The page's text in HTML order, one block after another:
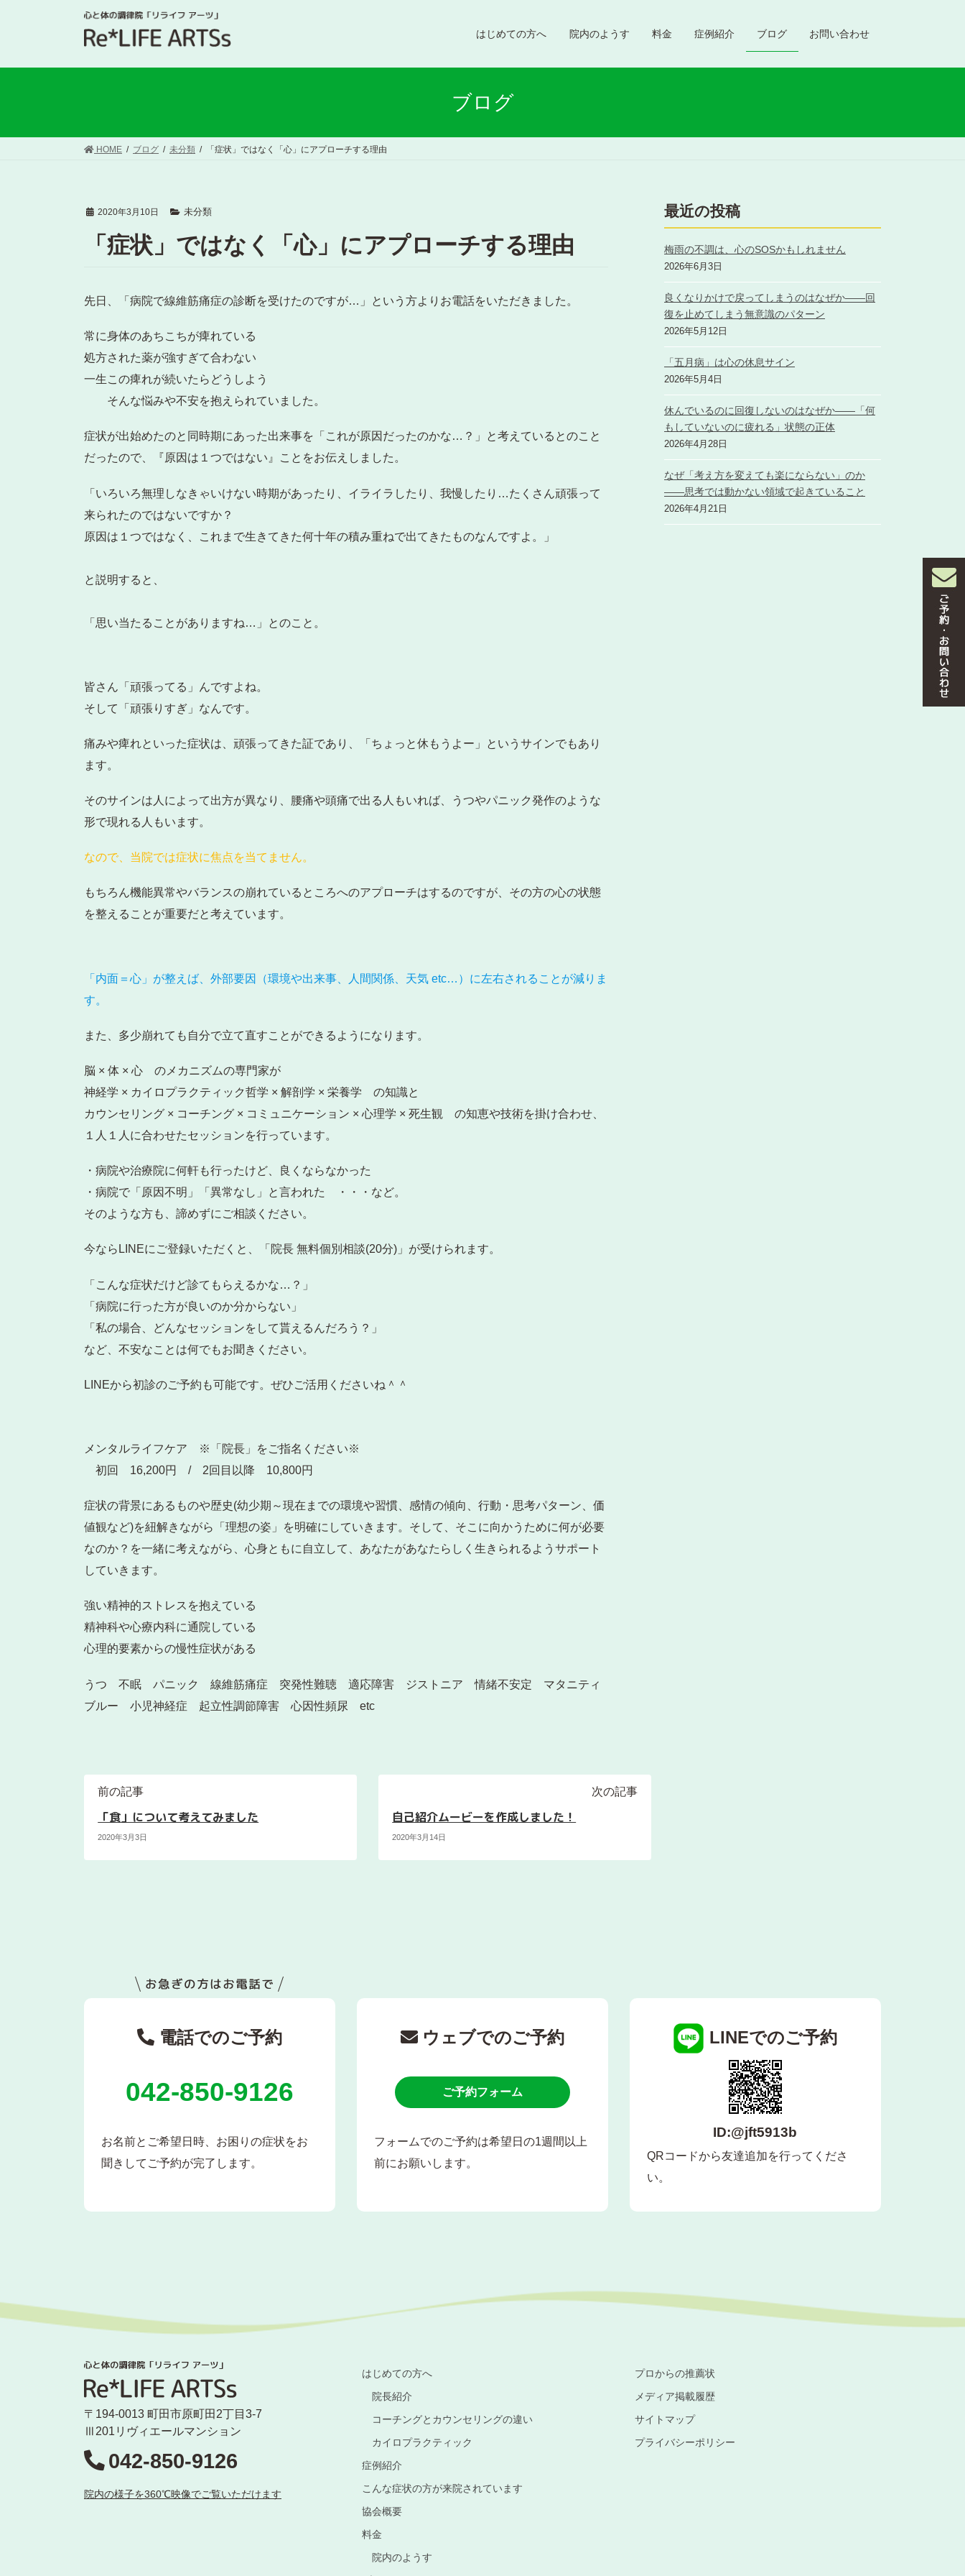
はじめての方へ 院内のようす 料金 症例紹介 ブログ お問い合わせ
ブログ
HOME ブログ 未分類 「症状」ではなく「心」にアプローチする理由
2020年3月10日 未分類
「症状」ではなく「心」にアプローチする理由
先日、「病院で線維筋痛症の診断を受けたのですが…」という方よりお電話をいただきました。
常に身体のあちこちが痺れている
処方された薬が強すぎて合わない
一生この痺れが続いたらどうしよう
そんな悩みや不安を抱えられていました。
症状が出始めたのと同時期にあった出来事を「これが原因だったのかな…？」と考えているとのこと
だったので、『原因は１つではない』ことをお伝えしました。
「いろいろ無理しなきゃいけない時期があったり、イライラしたり、我慢したり…たくさん頑張って
来られたのではないですか？
原因は１つではなく、これまで生きてきた何十年の積み重ねで出てきたものなんですよ。」
と説明すると、
「思い当たることがありますね…」とのこと。
皆さん「頑張ってる」んですよね。
そして「頑張りすぎ」なんです。
痛みや痺れといった症状は、頑張ってきた証であり、「ちょっと休もうよー」というサインでもあり
ます。
そのサインは人によって出方が異なり、腰痛や頭痛で出る人もいれば、うつやパニック発作のような
形で現れる人もいます。
なので、当院では症状に焦点を当てません。
もちろん機能異常やバランスの崩れているところへのアプローチはするのですが、その方の心の状態
を整えることが重要だと考えています。
「内面＝心」が整えば、外部要因（環境や出来事、人間関係、天気 etc…）に左右されることが減りま
す。
また、多少崩れても自分で立て直すことができるようになります。
脳 × 体 × 心 のメカニズムの専門家が
神経学 × カイロプラクティック哲学 × 解剖学 × 栄養学 の知識と
カウンセリング × コーチング × コミュニケーション × 心理学 × 死生観 の知恵や技術を掛け合わせ、
１人１人に合わせたセッションを行っています。
・病院や治療院に何軒も行ったけど、良くならなかった
・病院で「原因不明」「異常なし」と言われた ・・・など。
そのような方も、諦めずにご相談ください。
今ならLINEにご登録いただくと、「院長 無料個別相談(20分)」が受けられます。
「こんな症状だけど診てもらえるかな…？」
「病院に行った方が良いのか分からない」
「私の場合、どんなセッションをして貰えるんだろう？」
など、不安なことは何でもお聞きください。
LINEから初診のご予約も可能です。ぜひご活用くださいね＾＾
メンタルライフケア ※「院長」をご指名ください※
初回 16,200円 / 2回目以降 10,800円
症状の背景にあるものや歴史(幼少期～現在までの環境や習慣、感情の傾向、行動・思考パターン、価
値観など)を紐解きながら「理想の姿」を明確にしていきます。そして、そこに向かうために何が必要
なのか？を一緒に考えながら、心身ともに自立して、あなたがあなたらしく生きられるようサポート
していきます。
強い精神的ストレスを抱えている
精神科や心療内科に通院している
心理的要素からの慢性症状がある
うつ 不眠 パニック 線維筋痛症 突発性難聴 適応障害 ジストニア 情緒不安定 マタニティ
ブルー 小児神経症 起立性調節障害 心因性頻尿 etc
前の記事
「食」について考えてみました
2020年3月3日
次の記事
自己紹介ムービーを作成しました！
2020年3月14日
最近の投稿
梅雨の不調は、心のSOSかもしれません
2026年6月3日
良くなりかけで戻ってしまうのはなぜか――回
復を止めてしまう無意識のパターン
2026年5月12日
「五月病」は心の休息サイン
2026年5月4日
休んでいるのに回復しないのはなぜか――「何
もしていないのに疲れる」状態の正体
2026年4月28日
なぜ「考え方を変えても楽にならない」のか
――思考では動かない領域で起きていること
2026年4月21日
電話でのご予約
042-850-9126
お名前とご希望日時、お困りの症状をお
聞きしてご予約が完了します。
ウェブでのご予約
ご予約フォーム
フォームでのご予約は希望日の1週間以上
前にお願いします。
LINEでのご予約
ID:@jft5913b
QRコードから友達追加を行ってくださ
い。
〒194-0013 町田市原町田2丁目3-7
Ⅲ201リヴィエールマンション
042-850-9126
院内の様子を360℃映像でご覧いただけます
はじめての方へ
院長紹介
コーチングとカウンセリングの違い
カイロプラクティック
症例紹介
こんな症状の方が来院されています
協会概要
料金
院内のようす
プロからの推薦状
メディア掲載履歴
サイトマップ
プライバシーポリシー